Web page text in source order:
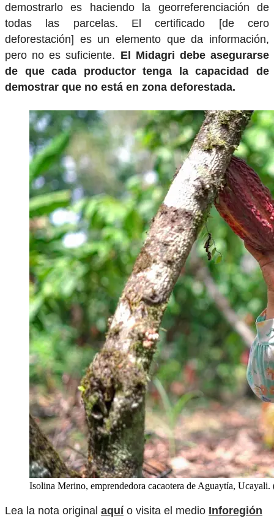
demostrarlo es haciendo la georreferenciación de
todas las parcelas. El certificado [de cero
deforestación] es un elemento que da información,
pero no es suficiente. El Midagri debe asegurarse
de que cada productor tenga la capacidad de
demostrar que no está en zona deforestada.
Isolina Merino, emprendedora cacaotera de Aguaytía,
Lea la nota original aquío visita el medio Inforegión